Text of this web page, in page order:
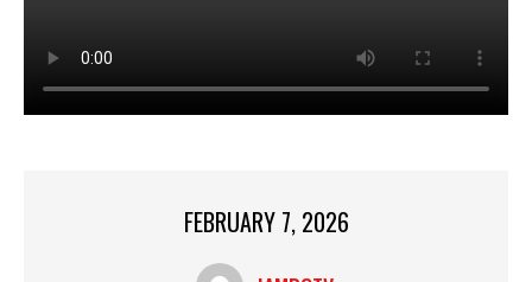
FEBRUARY 7, 2026